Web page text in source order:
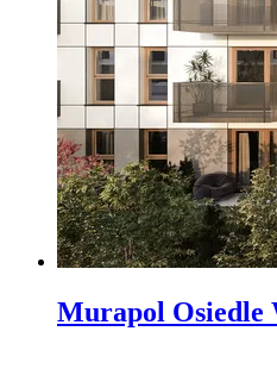
Murapol Osiedle